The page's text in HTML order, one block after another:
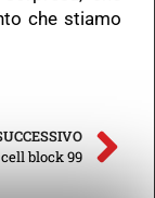
che stiamo
block 99